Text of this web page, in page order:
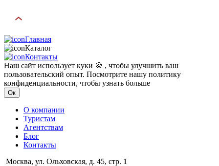
Главная
Каталог
Контакты
Наш сайт использует куки 🍪 , чтобы улучшить ваш
пользовательский опыт. Посмотрите нашу политику
конфиденциальности, чтобы узнать больше
Ок
О компании
Туристам
Агентствам
Блог
Контакты
Москва, ул. Ольховская, д. 45, стр. 1